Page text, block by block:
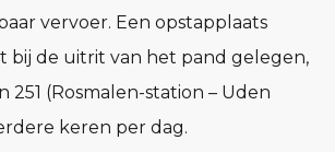
vervoer. Een opstapplaats
bij de uitrit van het pand gelegen,
251 (Rosmalen-station – Uden
keren per dag.